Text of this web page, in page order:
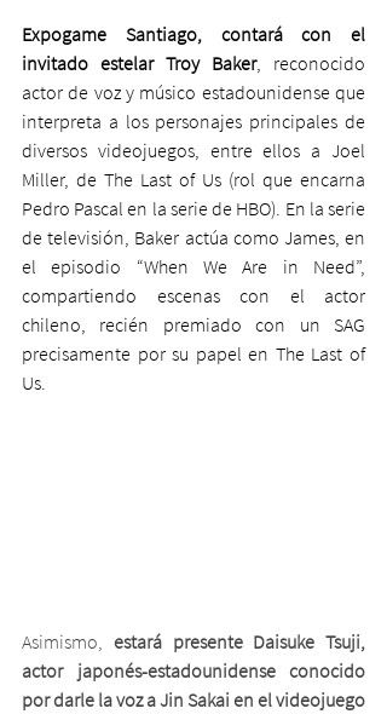
Expogame Santiago, contará con el
invitado estelar Troy Baker, reconocido
actor de voz y músico estadounidense que
interpreta a los personajes principales de
diversos videojuegos, entre ellos a Joel
Miller, de The Last of Us (rol que encarna
Pedro Pascal en la serie de HBO). En la serie
de televisión, Baker actúa como James, en
el episodio “When We Are in Need”,
compartiendo escenas con el actor
chileno, recién premiado con un SAG
precisamente por su papel en The Last of
Us.
Asimismo, estará presente Daisuke Tsuji,
actor japonés-estadounidense conocido
por darle la voz a Jin Sakai en el videojuego